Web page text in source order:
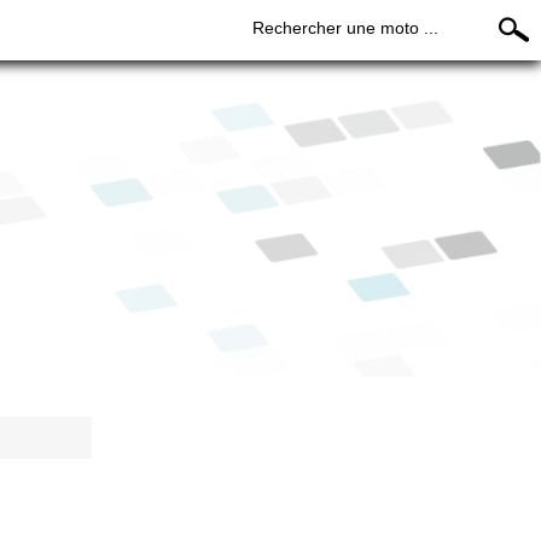
Rechercher une moto ...